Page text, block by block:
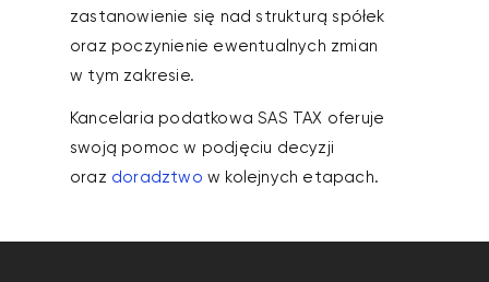
zastanowienie się nad strukturą spółek
oraz poczynienie ewentualnych zmian
w tym zakresie.
Kancelaria podatkowa SAS TAX oferuje
swoją pomoc w podjęciu decyzji
oraz doradztwo w kolejnych etapach.